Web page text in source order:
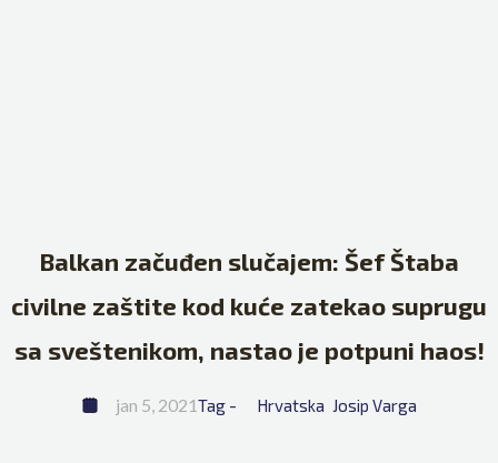
Balkan začuđen slučajem: Šef Štaba
civilne zaštite kod kuće zatekao suprugu
sa sveštenikom, nastao je potpuni haos!
jan 5, 2021Tag - Hrvatska Josip Varga